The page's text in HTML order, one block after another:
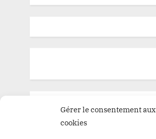
Gérer le consentement aux
cookies